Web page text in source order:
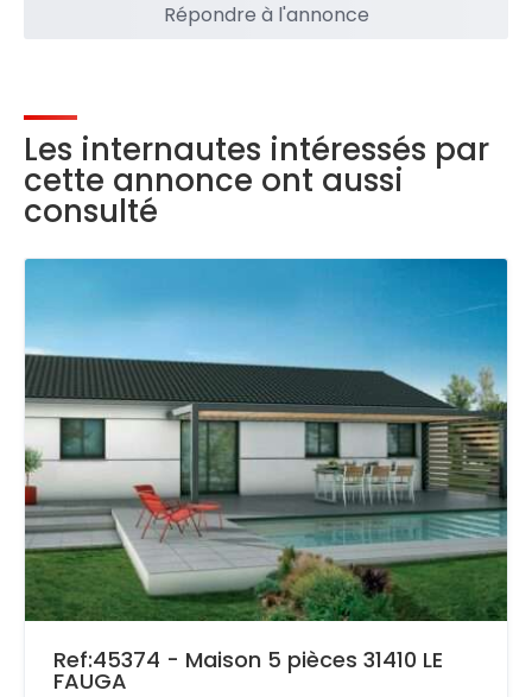
Répondre à l'annonce
Les internautes intéressés par
cette annonce ont aussi
consulté
Ref:45374 - Maison 5 pièces 31410 LE
FAUGA